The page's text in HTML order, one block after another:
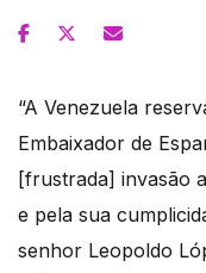
“A Venezuela
Embaixador de
[frustrada] invasão
e pela sua
senhor Leopoldo